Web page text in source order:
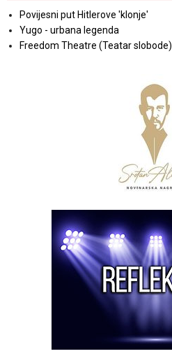
Povijesni put Hitlerove 'klonje'
Yugo - urbana legenda
Freedom Theatre (Teatar slobode)